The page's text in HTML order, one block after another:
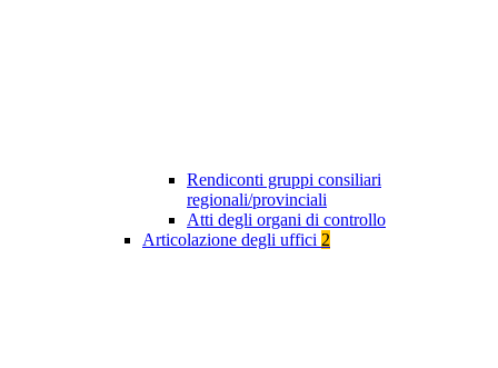
Rendiconti gruppi consiliari
regionali/provinciali
Atti degli organi di controllo
Articolazione degli uffici 2